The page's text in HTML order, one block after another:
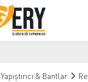
Yapıştırıcı & Bantlar